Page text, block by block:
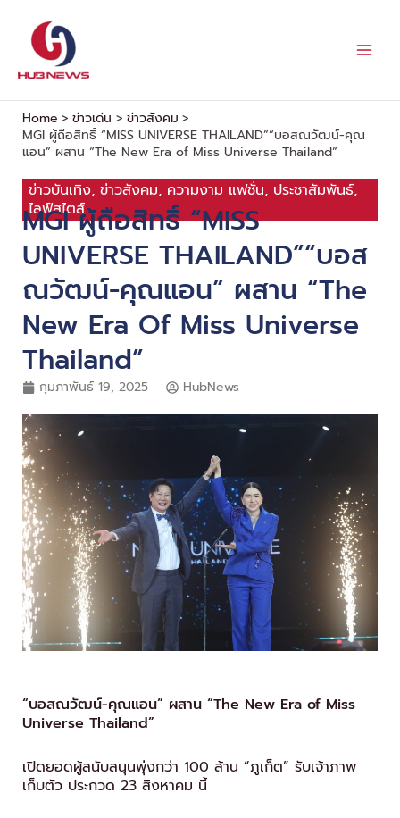
content
Home ข่าวเด่น
ข่าวสังคม
MGI ผู้ถือสิทธิ์ “MISS UNIVERSE THAILAND”“บอสณวัฒน์-คุณ
แอน” ผสาน “The New Era of Miss Universe Thailand”
ข่าวบันเทิง, ข่าวสังคม, ความงาม แฟชั่น, ประชาสัมพันธ์,
ไลฟ์สไตส์
MGI ผู้ถือสิทธิ์ “MISS
UNIVERSE THAILAND”“บอส
ณวัฒน์-คุณแอน” ผสาน “The
New Era Of Miss Universe
Thailand”
กุมภาพันธ์ 19, 2025 HubNews
“บอสณวัฒน์-คุณแอน” ผสาน “The New Era of Miss
Universe Thailand”
เปิดยอดผู้สนับสนุนพุ่งกว่า 100 ล้าน “ภูเก็ต” รับเจ้าภาพ
เก็บตัว ประกวด 23 สิงหาคม นี้